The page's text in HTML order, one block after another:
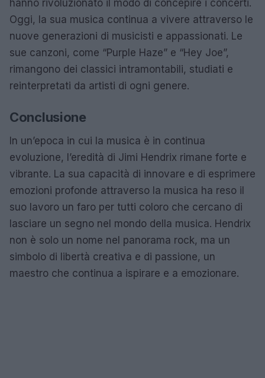
hanno rivoluzionato il modo di concepire i concerti.
Oggi, la sua musica continua a vivere attraverso le
nuove generazioni di musicisti e appassionati. Le
sue canzoni, come “Purple Haze” e “Hey Joe”,
rimangono dei classici intramontabili, studiati e
reinterpretati da artisti di ogni genere.
Conclusione
In un’epoca in cui la musica è in continua
evoluzione, l’eredità di Jimi Hendrix rimane forte e
vibrante. La sua capacità di innovare e di esprimere
emozioni profonde attraverso la musica ha reso il
suo lavoro un faro per tutti coloro che cercano di
lasciare un segno nel mondo della musica. Hendrix
non è solo un nome nel panorama rock, ma un
simbolo di libertà creativa e di passione, un
maestro che continua a ispirare e a emozionare.